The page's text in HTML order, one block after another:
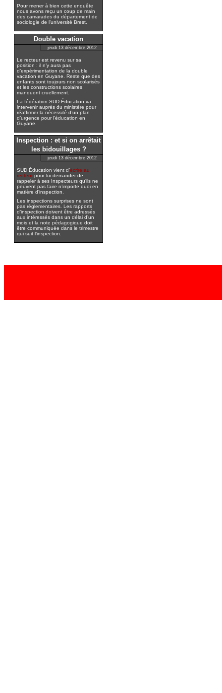
Pour mener à bien cette enquête
nous avons reçu un coup de main
des camarades du département de
sociologie de l’université Brest.
Double vacation
jeudi 13 décembre 2012
Le recteur est revenu sur sa
position : il n’y aura pas
d’expérimentation de la double
vacation en Guyane. Reste que des
enfants sont toujours non scolarisés
et les constructions scolaires
manquent cruellement.
La fédération SUD Éducation va
intervenir auprès du ministère pour
réaffirmer la nécessité d’un plan
d’urgence pour l’éducation en
Guyane.
Inspection : et si on arrêtait
les bidouillages ?
jeudi 13 décembre 2012
SUD Éducation vient d’écrire au
recteur pour lui demander de
rappeler à ses Inspecteurs qu’ils ne
peuvent pas faire n’importe quoi en
matière d’inspection.
Les inspections surprises ne sont
pas réglementaires. Les rapports
d’inspection doivent être adressés
aux intéressés dans un délai d’un
mois et la note pédagogique doit
être communiquée dans le trimestre
qui suit l’inspection.